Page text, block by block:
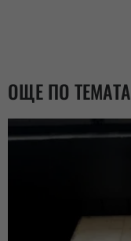
ОЩЕ ПО ТЕМАТА